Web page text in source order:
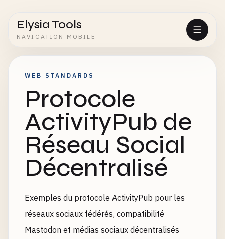
Elysia Tools
NAVIGATION MOBILE
WEB STANDARDS
Protocole
ActivityPub de
Réseau Social
Décentralisé
Exemples du protocole ActivityPub pour les
réseaux sociaux fédérés, compatibilité
Mastodon et médias sociaux décentralisés